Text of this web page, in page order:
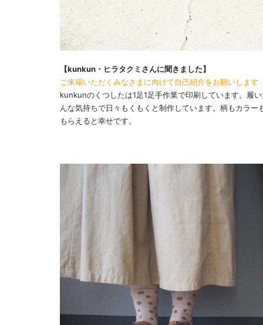
【kunkun・ヒラタクミさんに聞きました】
ご来場いただくみなさまに向けて自己紹介をお願いします
kunkunのくつしたは1足1足手作業で印刷しています。履
んな気持ちで日々もくもくと制作しています。柄もカラ
もらえると幸せです。